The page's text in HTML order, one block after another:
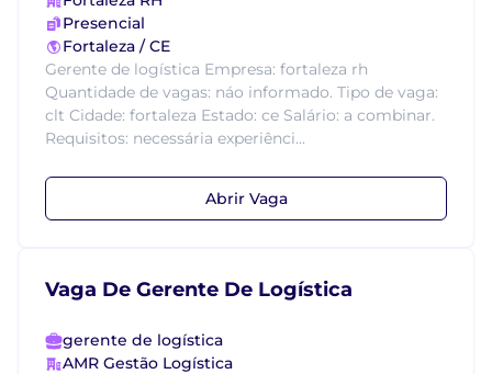
Presencial
Fortaleza / CE
Gerente de logística Empresa: fortaleza rh
Quantidade de vagas: náo informado. Tipo de vaga:
clt Cidade: fortaleza Estado: ce Salário: a combinar.
Requisitos: necessária experiênci...
Abrir Vaga
Vaga De Gerente De Logística
gerente de logística
AMR Gestão Logística